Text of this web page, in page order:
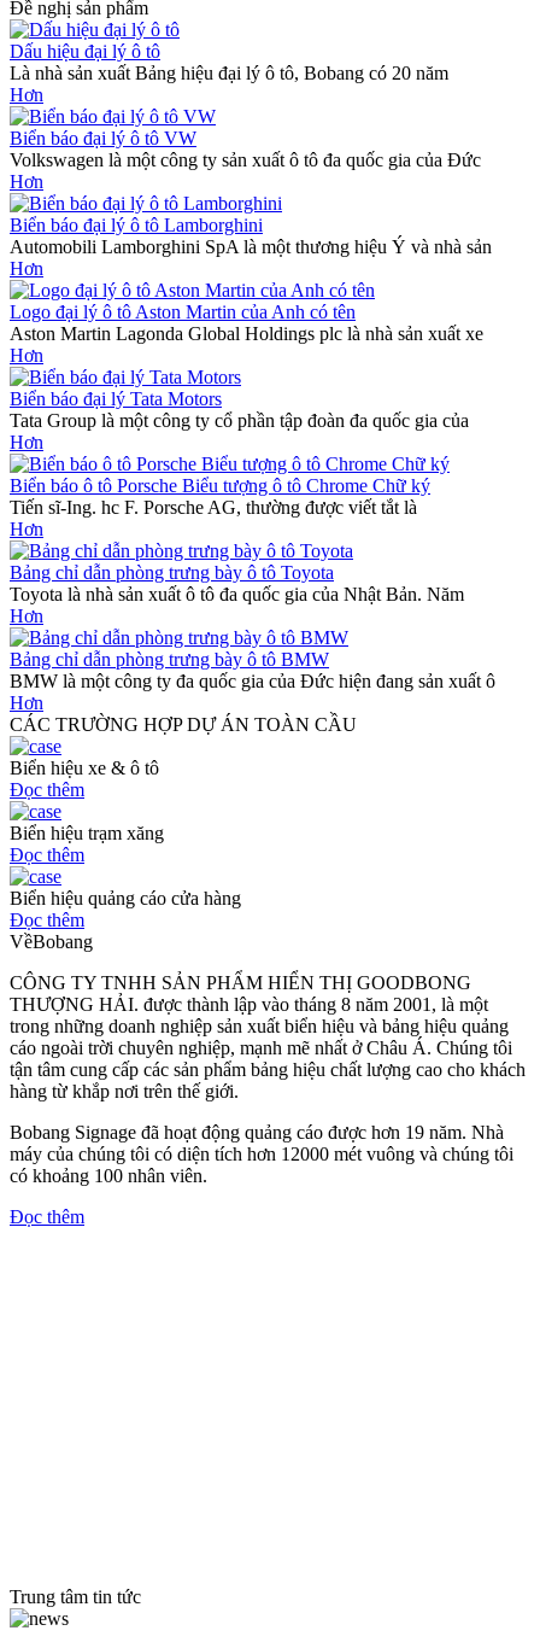
Đề nghị sản phẩm
Dấu hiệu đại lý ô tô
Là nhà sản xuất Bảng hiệu đại lý ô tô, Bobang có 20 năm
Hơn
Biển báo đại lý ô tô VW
Volkswagen là một công ty sản xuất ô tô đa quốc gia của Đức
Hơn
Biển báo đại lý ô tô Lamborghini
Automobili Lamborghini SpA là một thương hiệu Ý và nhà sản
Hơn
Logo đại lý ô tô Aston Martin của Anh có tên
Aston Martin Lagonda Global Holdings plc là nhà sản xuất xe
Hơn
Biển báo đại lý Tata Motors
Tata Group là một công ty cổ phần tập đoàn đa quốc gia của
Hơn
Biển báo ô tô Porsche Biểu tượng ô tô Chrome Chữ ký
Tiến sĩ-Ing. hc F. Porsche AG, thường được viết tắt là
Hơn
Bảng chỉ dẫn phòng trưng bày ô tô Toyota
Toyota là nhà sản xuất ô tô đa quốc gia của Nhật Bản. Năm
Hơn
Bảng chỉ dẫn phòng trưng bày ô tô BMW
BMW là một công ty đa quốc gia của Đức hiện đang sản xuất ô
Hơn
CÁC TRƯỜNG HỢP DỰ ÁN TOÀN CẦU
Biển hiệu xe & ô tô
Đọc thêm
Biển hiệu trạm xăng
Đọc thêm
Biển hiệu quảng cáo cửa hàng
Đọc thêm
VềBobang
CÔNG TY TNHH SẢN PHẨM HIỂN THỊ GOODBONG
THƯỢNG HẢI. được thành lập vào tháng 8 năm 2001, là một
trong những doanh nghiệp sản xuất biển hiệu và bảng hiệu quảng
cáo ngoài trời chuyên nghiệp, mạnh mẽ nhất ở Châu Á. Chúng tôi
tận tâm cung cấp các sản phẩm bảng hiệu chất lượng cao cho khách
hàng từ khắp nơi trên thế giới.
Bobang Signage đã hoạt động quảng cáo được hơn 19 năm. Nhà
máy của chúng tôi có diện tích hơn 12000 mét vuông và chúng tôi
có khoảng 100 nhân viên.
Đọc thêm
Trung tâm tin tức